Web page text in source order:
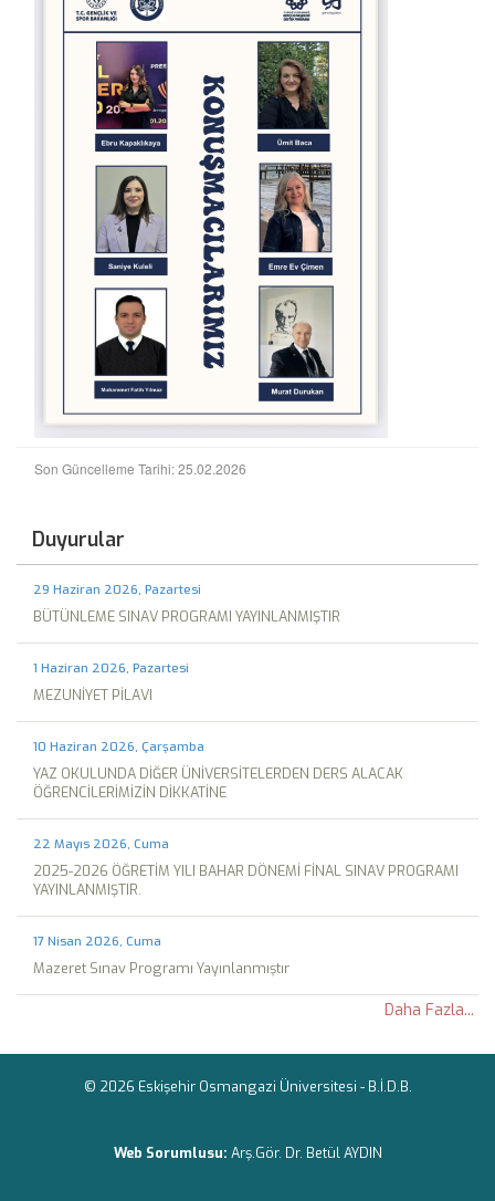
Son Güncelleme Tarihi: 25.02.2026
Duyurular
29 Haziran 2026, Pazartesi
BÜTÜNLEME SINAV PROGRAMI YAYINLANMIŞTIR
1 Haziran 2026, Pazartesi
MEZUNİYET PİLAVI
10 Haziran 2026, Çarşamba
YAZ OKULUNDA DİĞER ÜNİVERSİTELERDEN DERS ALACAK
ÖĞRENCİLERİMİZİN DİKKATİNE
22 Mayıs 2026, Cuma
2025-2026 ÖĞRETİM YILI BAHAR DÖNEMİ FİNAL SINAV PROGRAMI
YAYINLANMIŞTIR.
17 Nisan 2026, Cuma
Mazeret Sınav Programı Yayınlanmıştır
Daha Fazla...
© 2026 Eskişehir Osmangazi Üniversitesi - B.İ.D.B.
Web Sorumlusu: Arş.Gör. Dr. Betül AYDIN